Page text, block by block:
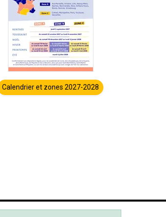
Calendrier et zones 2027-2028